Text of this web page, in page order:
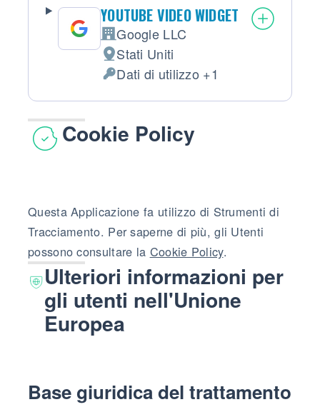
YOUTUBE VIDEO WIDGET
Azienda:
Google LLC
Luogo del trattamento:
Stati Uniti
Dati Personali trattati:
Dati di utilizzo +1
Cookie Policy
Questa Applicazione fa utilizzo di Strumenti di
Tracciamento. Per saperne di più, gli Utenti
possono consultare la Cookie Policy.
Ulteriori informazioni per
gli utenti nell'Unione
Europea
Base giuridica del trattamento